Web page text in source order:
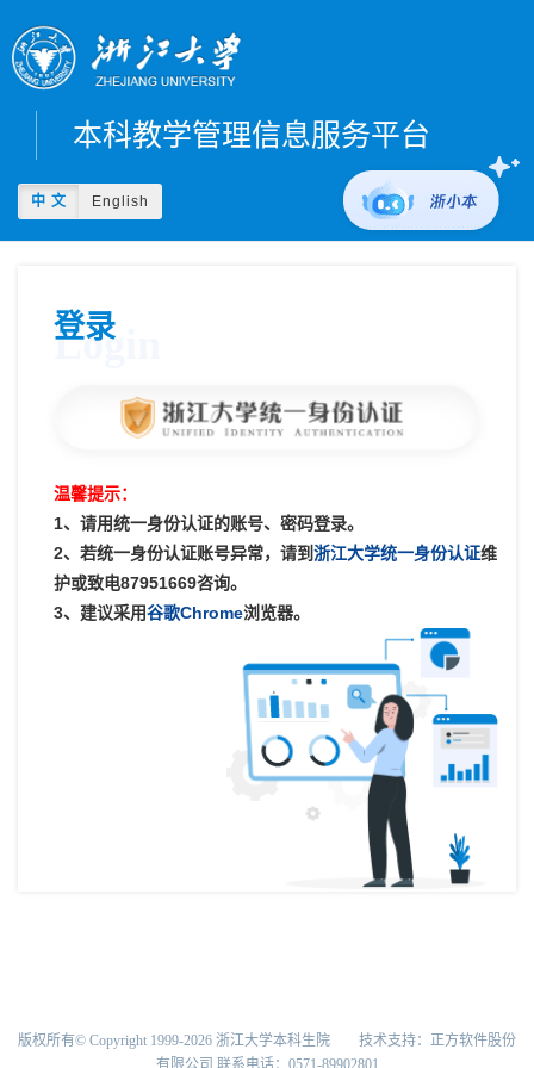
本科教学管理信息服务平台
中 文 English
登录
Login
温馨提示：
1、请用统一身份认证的账号、密码登录。
2、若统一身份认证账号异常，请到浙江大学统一身份认证维
护或致电87951669咨询。
3、建议采用谷歌Chrome浏览器。
版权所有© Copyright 1999-2026 浙江大学本科生院 技术支持：正方软件股份
有限公司 联系电话：0571-89902801